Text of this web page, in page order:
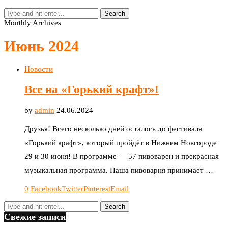
Search
Monthly Archives
Июнь 2024
Новости
Все на «Горький крафт»!
by admin 24.06.2024
Друзья! Всего несколько дней осталось до фестиваля
«Горький крафт», который пройдёт в Нижнем Новгороде
29 и 30 июня! В программе — 57 пивоварен и прекрасная
музыкальная программа. Наша пивоварня принимает …
0 FacebookTwitterPinterestEmail
Свежие записи